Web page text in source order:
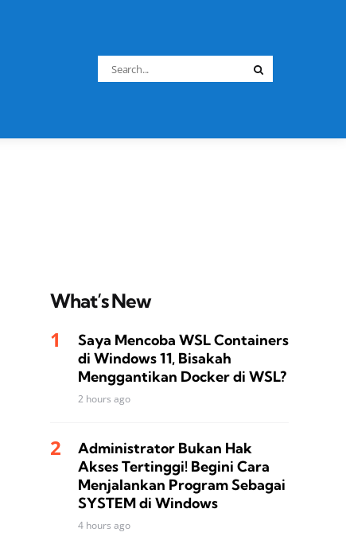
Search
for:
What’s New
Saya Mencoba WSL Containers
di Windows 11, Bisakah
Menggantikan Docker di WSL?
2 hours ago
Administrator Bukan Hak
Akses Tertinggi! Begini Cara
Menjalankan Program Sebagai
SYSTEM di Windows
4 hours ago